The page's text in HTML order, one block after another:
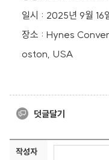
일시 : 2025년 9월 16
장소 : Hynes
oston, USA
덧글달기
작성자